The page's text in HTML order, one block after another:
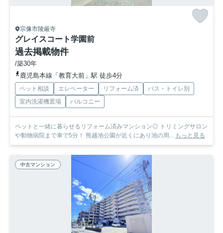
宗像市陵厳寺
グレイスコート学園前
過去掲載物件
/築30年
鹿児島本線「教育大前」駅 徒歩4分
ペット相談 エレベーター リフォーム済
バス・トイレ別
室内洗濯機置場
バルコニー
ペットと一緒に暮らせるリフォーム済みマンション◎ トリミングサロン
や動物病院まで車で5分！ 熊越池公園が近くにあり池の周... もっと見る
中古マンション